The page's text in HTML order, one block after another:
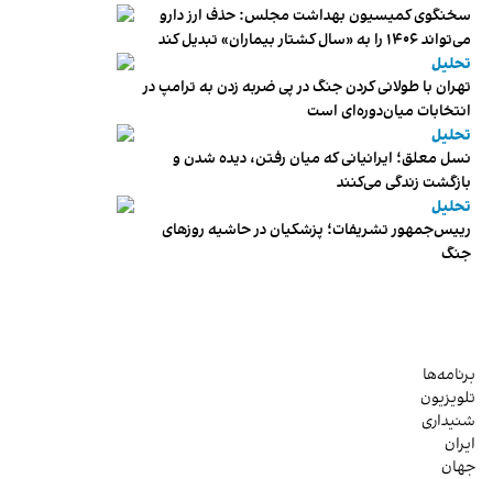
سخنگوی کمیسیون بهداشت مجلس: حذف ارز دارو
می‌تواند ۱۴۰۶ را به «سال کشتار بیماران» تبدیل کند
تحلیل
تهران با طولانی کردن جنگ در پی ضربه زدن به ترامپ در
انتخابات میان‌دوره‌ای است
تحلیل
نسل معلق؛ ایرانیانی که میان رفتن، دیده شدن و
بازگشت زندگی می‌کنند
تحلیل
رییس‌جمهور تشریفات؛ پزشکیان در حاشیه روزهای
جنگ
برنامه‌ها
تلویزیون
شنیداری
ایران
جهان